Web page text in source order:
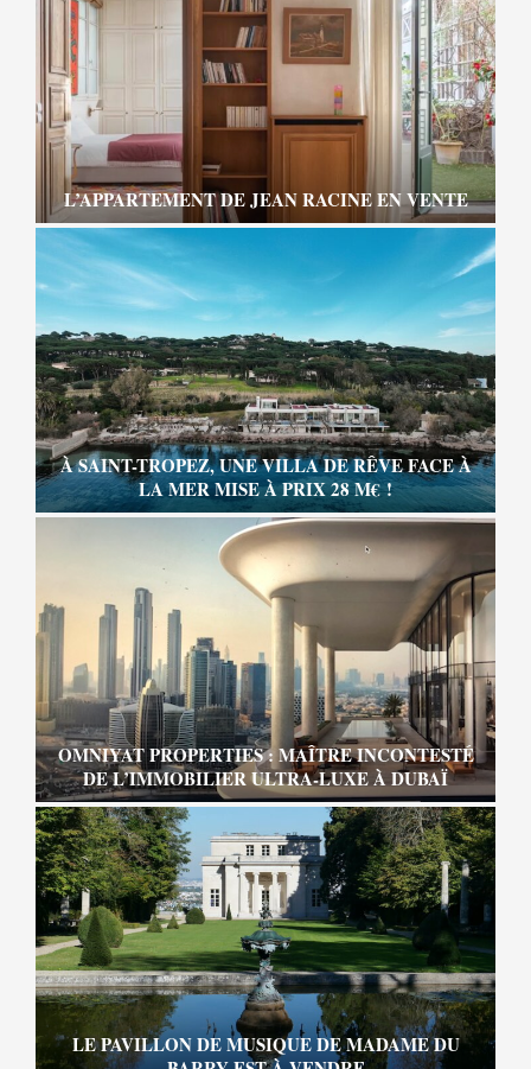
L’APPARTEMENT DE JEAN RACINE EN VENTE
À SAINT-TROPEZ, UNE VILLA DE RÊVE FACE À
LA MER MISE À PRIX 28 M€ !
OMNIYAT PROPERTIES : MAÎTRE INCONTESTÉ
DE L’IMMOBILIER ULTRA-LUXE À DUBAÏ
LE PAVILLON DE MUSIQUE DE MADAME DU